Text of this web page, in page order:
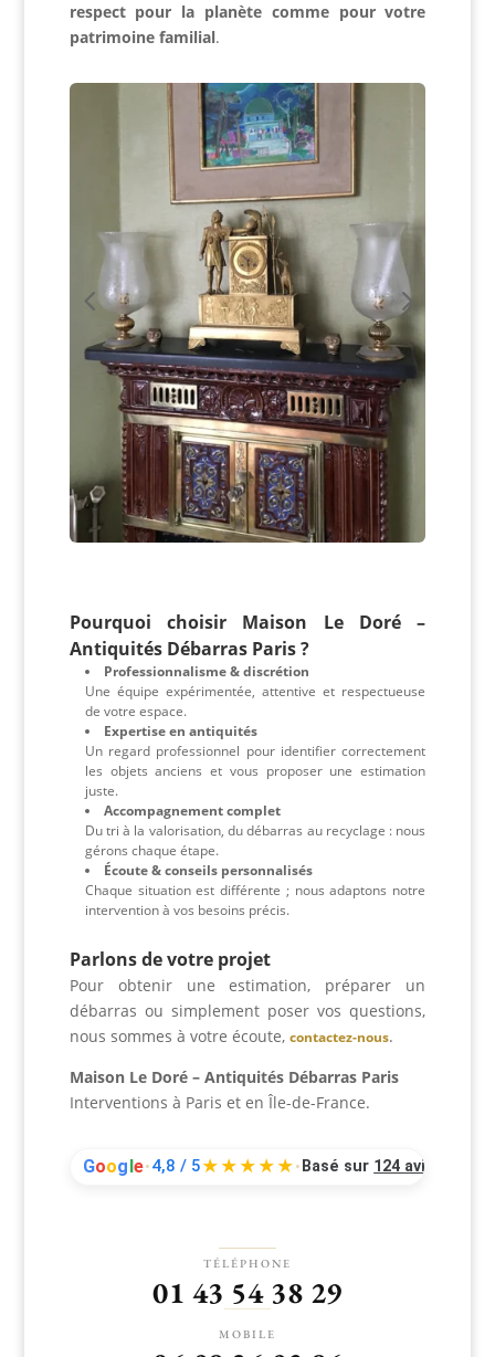
respect pour la planète comme pour votre
patrimoine familial.
Pourquoi choisir Maison Le Doré –
Antiquités Débarras Paris ?
Professionnalisme & discrétion
Une équipe expérimentée, attentive et respectueuse
de votre espace.
Expertise en antiquités
Un regard professionnel pour identifier correctement
les objets anciens et vous proposer une estimation
juste.
Accompagnement complet
Du tri à la valorisation, du débarras au recyclage : nous
gérons chaque étape.
Écoute & conseils personnalisés
Chaque situation est différente ; nous adaptons notre
intervention à vos besoins précis.
Parlons de votre projet
Pour obtenir une estimation, préparer un
débarras ou simplement poser vos questions,
nous sommes à votre écoute, contactez-nous.
Maison Le Doré – Antiquités Débarras Paris
Interventions à Paris et en Île-de-France.
Google• 4,8 / 5★★★★★ • Basé sur 124 avis
TÉLÉPHONE
01 43 54 38 29
MOBILE